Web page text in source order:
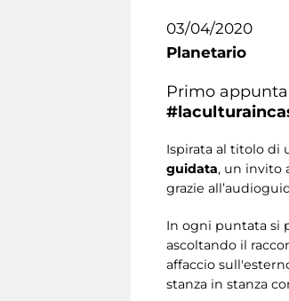
03/04/2020
Planetario
Primo
Ispirata al titolo di
guidata, un invito
grazie
In ogni puntata si
ascoltando il
affaccio
stanza in stanza